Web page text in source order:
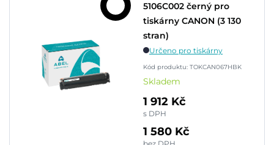
5106C002 černý pro
tiskárny CANON (3 130
stran)
Určeno pro tiskárny
Kód produktu: TOKCAN067HBK
Skladem
1 912 Kč
s DPH
1 580 Kč